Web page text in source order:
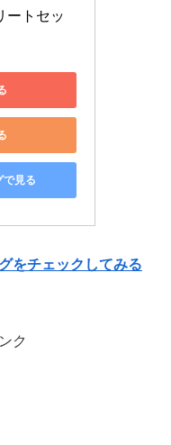
ートセッ
で見る
をチェックしてみる
ク